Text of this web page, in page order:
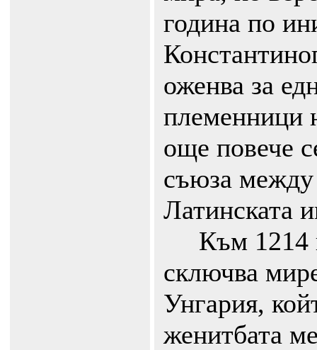
година по
оженва за
племенници
още повече
съюза
Латинската
Към 1214
сключва
Унгария,
женитбата